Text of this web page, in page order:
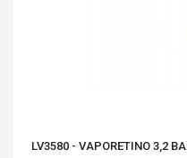
LV3580 - VAPORETINO 3,2